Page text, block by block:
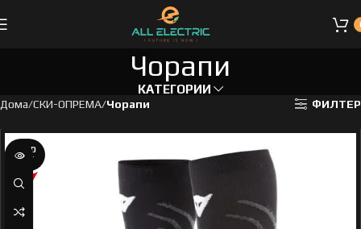
Чорапи
КАТЕГОРИИ
Дома СКИ-ОПРЕМА Чорапи ФИЛТЕР
SOLD
OUT